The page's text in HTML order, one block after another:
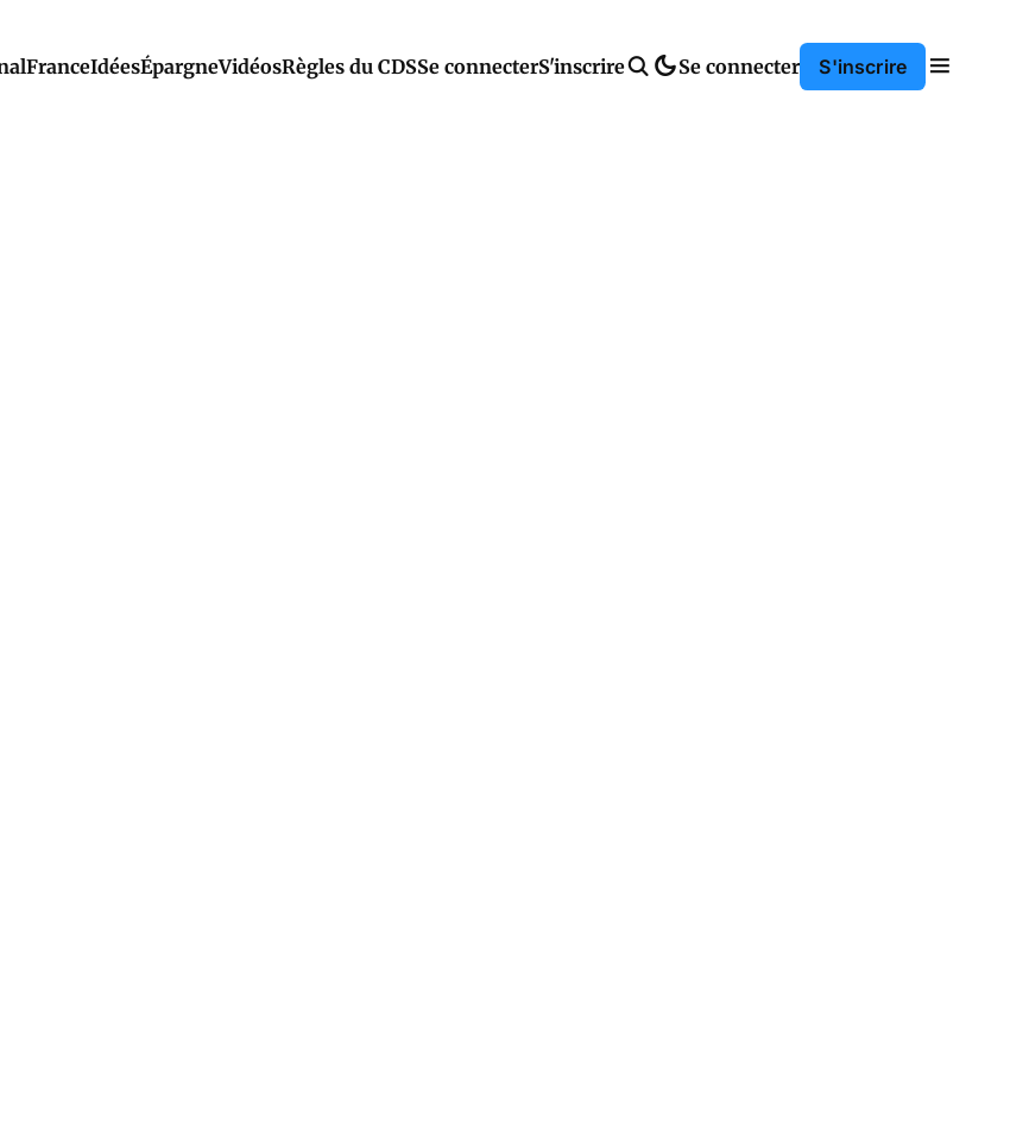
FranceIdéesÉpargneVidéosRègles du CDSSe connecterS'inscrire Se connecter S'inscrire